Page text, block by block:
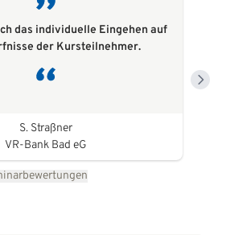
das individuelle Eingehen auf
der Kursteilnehmer.
S. Straßner
VR-Bank Bad eG